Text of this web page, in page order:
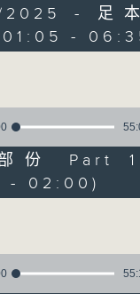
Radio 3
聯絡
節目嗎?
GIST
for
us
2025 - 足
01:05 -
份 Part 1
- 02:00)